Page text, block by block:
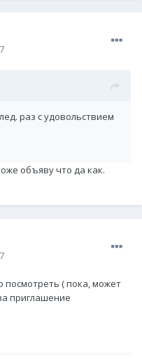
раз с удовольствием
объяву что да как.
посмотреть ( пока, может
приглашение